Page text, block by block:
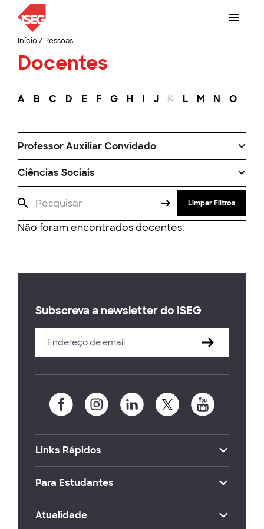
Início/ Pessoas
Docentes
A B C D E F G H I J K L M N O
Professor Auxiliar Convidado
Ciências Sociais
Limpar Filtros
Não foram encontrados docentes.
Subscreva a newsletter do ISEG
Links Rápidos
Para Estudantes
Atualidade